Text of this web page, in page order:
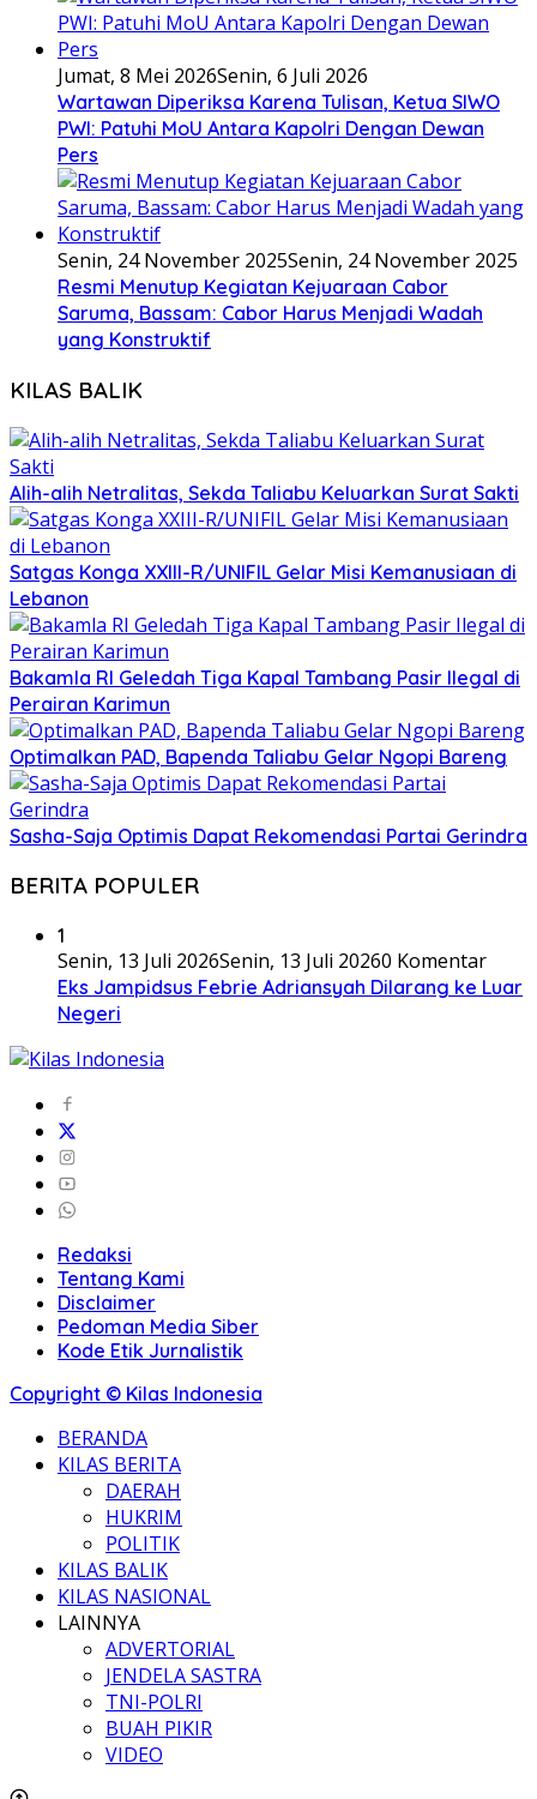
Jumat, 8 Mei 2026Senin, 6 Juli 2026
Wartawan Diperiksa Karena Tulisan, Ketua SIWO
PWI: Patuhi MoU Antara Kapolri Dengan Dewan
Pers
Senin, 24 November 2025Senin, 24 November 2025
Resmi Menutup Kegiatan Kejuaraan Cabor
Saruma, Bassam: Cabor Harus Menjadi Wadah
yang Konstruktif
KILAS BALIK
Alih-alih Netralitas, Sekda Taliabu Keluarkan Surat Sakti
Satgas Konga XXIII-R/UNIFIL Gelar Misi Kemanusiaan di
Lebanon
Bakamla RI Geledah Tiga Kapal Tambang Pasir Ilegal di
Perairan Karimun
Optimalkan PAD, Bapenda Taliabu Gelar Ngopi Bareng
Sasha-Saja Optimis Dapat Rekomendasi Partai Gerindra
BERITA POPULER
1
Senin, 13 Juli 2026Senin, 13 Juli 20260 Komentar
Eks Jampidsus Febrie Adriansyah Dilarang ke Luar
Negeri
Redaksi
Tentang Kami
Disclaimer
Pedoman Media Siber
Kode Etik Jurnalistik
Copyright © Kilas Indonesia
BERANDA
KILAS BERITA
DAERAH
HUKRIM
POLITIK
KILAS BALIK
KILAS NASIONAL
LAINNYA
ADVERTORIAL
JENDELA SASTRA
TNI-POLRI
BUAH PIKIR
VIDEO